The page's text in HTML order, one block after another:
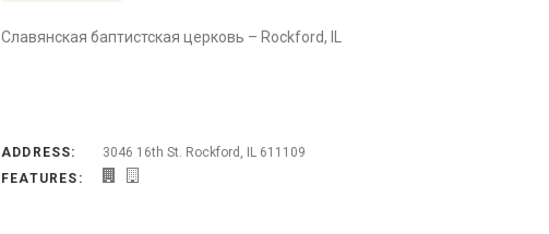
Славянская баптистская церковь – Rockford, IL
ADDRESS:
3046 16th St. Rockford, IL 611109
FEATURES: